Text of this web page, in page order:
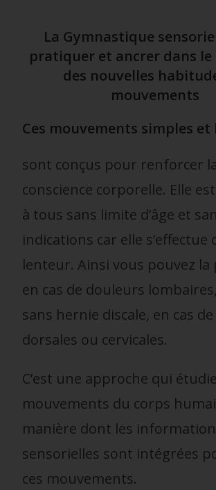
La Gymnastique
pratiquer et ancrer dans
des nouvelles
mouvements
Ces mouvements simples et
sont conçus pour renforcer
conscience corporelle. Elle
à tous sans limite d’âge et
indications car elle s’effectue
lenteur. Ainsi vous pouvez
en cas de douleurs
sans hernie discale, en cas
dorsales ou cervicales.
C’est une approche qui
mouvements du corps
manière dont les
sensorielles sont intégrées
ces mouvements.